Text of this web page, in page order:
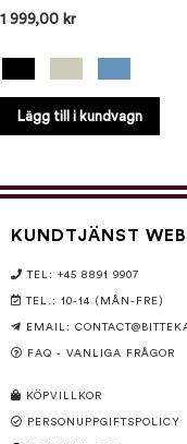
1 999,00 kr
Lägg till i kundvagn
KUNDTJÄNST
FAQ - VANLIGA FRÅGOR